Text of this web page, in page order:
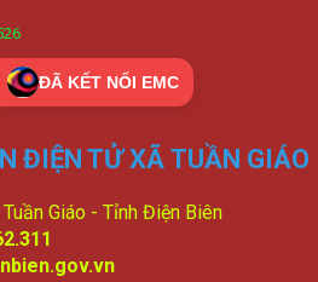
ĐÃ KẾT NỐI EMC
ĐIỆN TỬ XÃ TUẦN GIÁO
Giáo - Tỉnh Điện Biên